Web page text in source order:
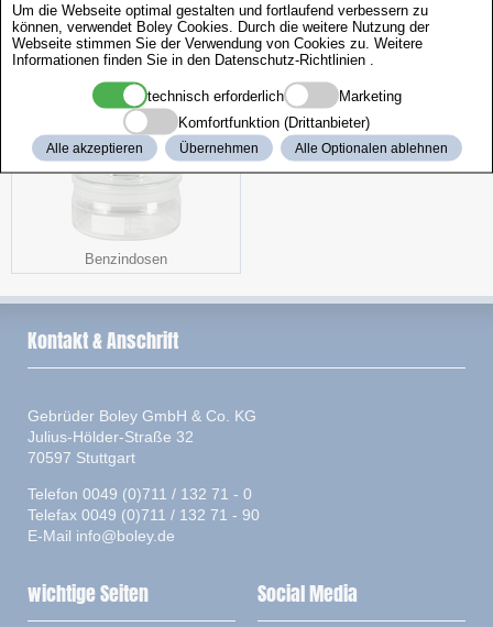
Gebogen Butterfly Schließen
Benzindosen
Um die Webseite optimal gestalten und fortlaufend verbessern zu
können, verwendet Boley Cookies. Durch die weitere Nutzung der
Webseite stimmen Sie der Verwendung von Cookies zu. Weitere
Informationen finden Sie in den Datenschutz-Richtlinien
technisch erforderlich
Marketing
Komfortfunktion (Drittanbieter)
Alle akzeptieren Übernehmen Alle Optionalen ablehnen
Kontakt & Anschrift
Gebrüder Boley GmbH & Co. KG
Julius-Hölder-Straße 32
70597 Stuttgart
Telefon 0049 (0)711 / 132 71 - 0
Telefax 0049 (0)711 / 132 71 - 90
E-Mail info@boley.de
wichtige Seiten Social Media